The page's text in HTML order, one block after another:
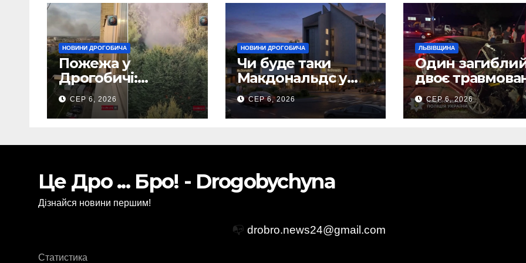
НОВИНИ ДРОГОБИЧА
Пожежа у
Дрогобичі:
Повідомляють що
горіло 5 гаражів
(Відео)
СЕР 6, 2026
НОВИНИ ДРОГОБИЧА
Чи буде таки
Макдональдс у
Дрогобичі? (Фото)
СЕР 6, 2026
ЛЬВІВЩИНА
Один
двоє
внаслідок ДТП
Самбірщині
СЕР 6, 2026
Це Дро ... Бро! - Drogobychyna
Дізнайся новини першим!
📭 drobro.news24@gmail.com
Статистика